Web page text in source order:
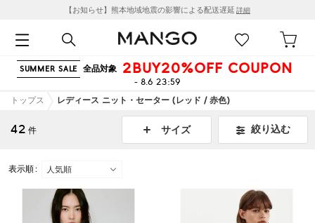
【お知らせ】熊本地域地震の影響による配送遅延 詳細
SUMMER SALE 全品対象 2BUY20%OFF COUPON
- 8.6 23:59
トップス レディース ニット・セーター (レッド / 赤色)
42 件 サイズ 絞り込む
表示順 :